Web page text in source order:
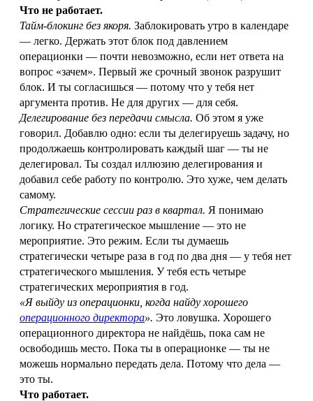
Что не работает.
Тайм-блокинг без якоря. Заблокировать утро в календаре
— легко. Держать этот блок под давлением
операционки — почти невозможно, если нет ответа на
вопрос «зачем». Первый же срочный звонок разрушит
блок. И ты согласишься — потому что у тебя нет
аргумента против. Не для других — для себя.
Делегирование без передачи смысла. Об этом я уже
говорил. Добавлю одно: если ты делегируешь задачу, но
продолжаешь контролировать каждый шаг — ты не
делегировал. Ты создал иллюзию делегирования и
добавил себе работу по контролю. Это хуже, чем делать
самому.
Стратегические сессии раз в квартал. Я понимаю
логику. Но стратегическое мышление — это не
мероприятие. Это режим. Если ты думаешь
стратегически четыре раза в год по два дня — у тебя нет
стратегического мышления. У тебя есть четыре
стратегических мероприятия в год.
«Я выйду из операционки, когда найду хорошего
операционного директора». Это ловушка. Хорошего
операционного директора не найдёшь, пока сам не
освободишь место. Пока ты в операционке — ты не
можешь нормально передать дела. Потому что дела —
это ты.
Что работает.